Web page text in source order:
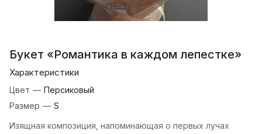
Букет «Романтика в каждом лепестке»
Характеристики
Цвет — Персиковый
Размер — S
Изящная композиция, напоминающая о первых лучах